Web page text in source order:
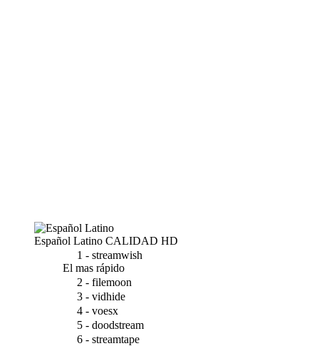
Español Latino CALIDAD HD
1 - streamwish
El mas rápido
2 - filemoon
3 - vidhide
4 - voesx
5 - doodstream
6 - streamtape